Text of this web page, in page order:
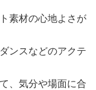
素材の心地よさが
ンスなどのアクテ
、気分や場面に合